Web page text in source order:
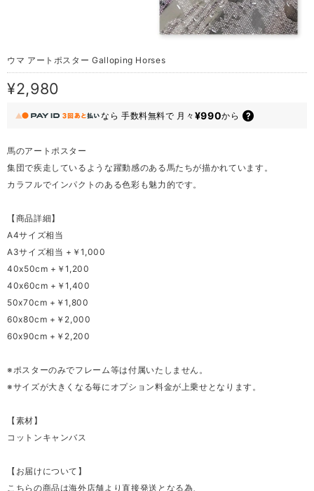
ウマ アートポスター Galloping Horses
¥2,980
なら 手数料無料で 月々 ¥990から
馬のアートポスター
集団で疾走しているような躍動感のある馬たちが描かれています。
カラフルでインパクトのある色彩も魅力的です。
【商品詳細】
A4サイズ相当
A3サイズ相当 +￥1,000
40x50cm +￥1,200
40x60cm +￥1,400
50x70cm +￥1,800
60x80cm +￥2,000
60x90cm +￥2,200
※ポスターのみでフレーム等は付属いたしません。
※サイズが大きくなる毎にオプション料金が上乗せとなります。
【素材】
コットンキャンバス
【お届けについて】
こちらの商品は海外店舗より直接発送となる為、